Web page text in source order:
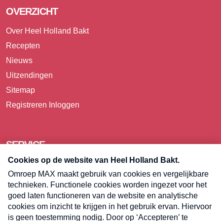
OVERZICHT
Over Heel Holland Bakt
Recepten
Nieuws
Uitzendingen
Sitemap
Registreren Inloggen
SERVICE
Over Omroep MAX
Pers
Contact
Algemene voorwaarden